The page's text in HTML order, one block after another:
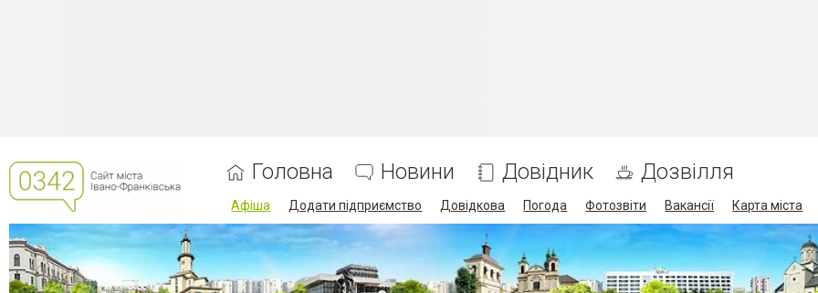
Головна Новини Довідник Дозвілля
Афіша Додати підприємство Довідкова Погода Фотозвіти Вакансії Карта міста